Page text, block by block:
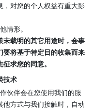
，对您的个人权益有重大影
情形。
未载明的其它用途时，会事
要将基于特定目的收集而来
求您的同意。
技术
伙伴会在您使用我们的服
他方式与我们接触时，自动